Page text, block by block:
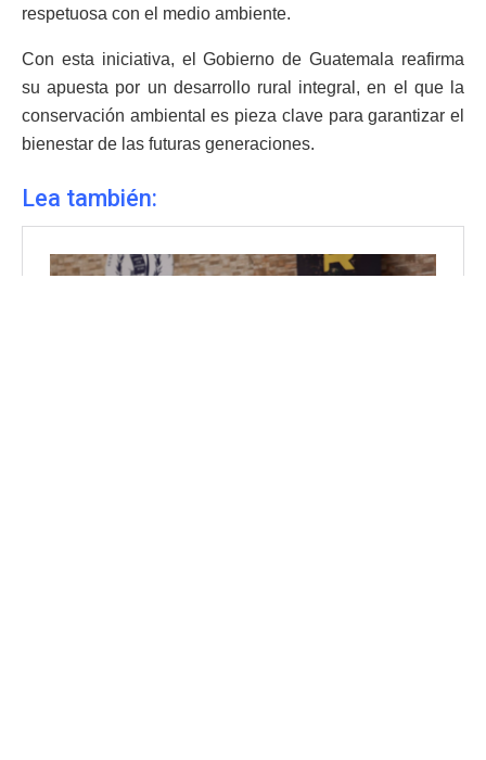
respetuosa con el medio ambiente.
Con esta iniciativa, el Gobierno de Guatemala reafirma
su apuesta por un desarrollo rural integral, en el que la
conservación ambiental es pieza clave para garantizar el
bienestar de las futuras generaciones.
Lea también: